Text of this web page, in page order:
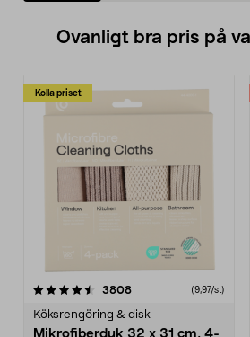
Ovanligt bra pris på
Kolla priset
3808recensioner (9,97/st)
Köksrengöring & disk
Mikrofiberduk 32 x 31 cm, 4-
4.0av 5 stjärnor